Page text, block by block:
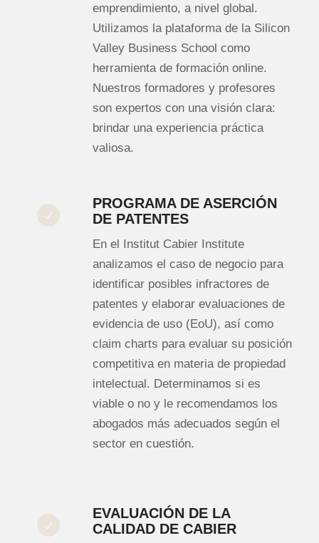
emprendimiento, a nivel global.
Utilizamos la plataforma de la Silicon
Valley Business School como
herramienta de formación online.
Nuestros formadores y profesores
son expertos con una visión clara:
brindar una experiencia práctica
valiosa.
PROGRAMA DE ASERCIÓN
DE PATENTES
En el Institut Cabier Institute
analizamos el caso de negocio para
identificar posibles infractores de
patentes y elaborar evaluaciones de
evidencia de uso (EoU), así como
claim charts para evaluar su posición
competitiva en materia de propiedad
intelectual. Determinamos si es
viable o no y le recomendamos los
abogados más adecuados según el
sector en cuestión.
EVALUACIÓN DE LA
CALIDAD DE CABIER